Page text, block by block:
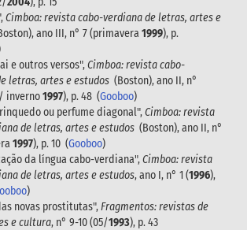
Cimboa: revista cabo-verdiana de letras, artes e
ano III, n° 7 (primavera 1999), p.
e outros versos",Cimboa: revista cabo-
letras, artes e estudos (Boston), ano II, n°
inverno1997), p. 48 (Gooboo)
ou perfume diagonal",Cimboa: revista
de letras, artes e estudos (Boston), ano II, n°
1997), p. 10 (Gooboo)
da língua cabo-verdiana",Cimboa: revista
de letras, artes e estudos, ano I, n° 1 (1996),
)
novas prostitutas",Fragmentos: revistas de
e cultura, n° 9-10 (05/1993), p. 43